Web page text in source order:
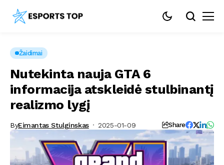
Žaidimai
Nutekinta nauja GTA 6
informacija atskleidė stulbinantį
realizmo lygį
ByEimantas Stulginskas 2025-01-09 Share